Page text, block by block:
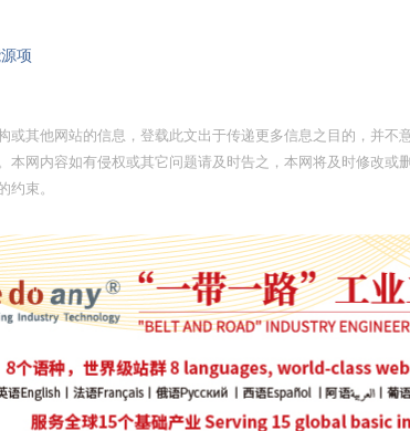
项
或其他网站的信息，登载此文出于传递更多信息之目的，并
本网内容如有侵权或其它问题请及时告之，本网将及时修改
束。